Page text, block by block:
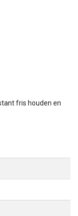
fris houden en